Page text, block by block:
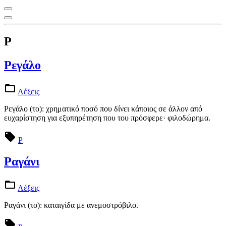
Ρ
Ρεγάλο
Λέξεις
Ρεγάλο (το): χρηματικό ποσό που δίνει κάποιος σε άλλον από
ευχαρίστηση για εξυπηρέτηση που του πρόσφερε· φιλοδώρημα.
Ρ
Ραγάνι
Λέξεις
Ραγάνι (το): καταιγίδα με ανεμοστρόβιλο.